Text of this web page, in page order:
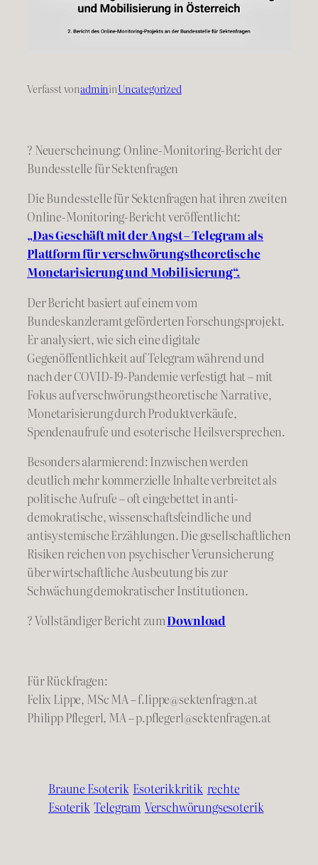
Verfasst vonadmininUncategorized
? Neuerscheinung: Online-Monitoring-Bericht der
Bundesstelle für Sektenfragen
Die Bundesstelle für Sektenfragen hat ihren zweiten
Online-Monitoring-Bericht veröffentlicht:
„Das Geschäft mit der Angst – Telegram als
Plattform für verschwörungstheoretische
Monetarisierung und Mobilisierung“.
Der Bericht basiert auf einem vom
Bundeskanzleramt geförderten Forschungsprojekt.
Er analysiert, wie sich eine digitale
Gegenöffentlichkeit auf Telegram während und
nach der COVID-19-Pandemie verfestigt hat – mit
Fokus auf verschwörungstheoretische Narrative,
Monetarisierung durch Produktverkäufe,
Spendenaufrufe und esoterische Heilsversprechen.
Besonders alarmierend: Inzwischen werden
deutlich mehr kommerzielle Inhalte verbreitet als
politische Aufrufe – oft eingebettet in anti-
demokratische, wissenschaftsfeindliche und
antisystemische Erzählungen. Die gesellschaftlichen
Risiken reichen von psychischer Verunsicherung
über wirtschaftliche Ausbeutung bis zur
Schwächung demokratischer Institutionen.
? Vollständiger Bericht zumDownload
Für Rückfragen:
Felix Lippe, MSc MA – f.lippe@sektenfragen.at
Philipp Pflegerl, MA – p.pflegerl@sektenfragen.at
Braune Esoterik Esoterikkritik rechte
Esoterik Telegram Verschwörungsesoterik